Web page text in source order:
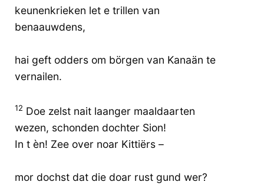
keunenkrieken let e trillen van
benaauwdens,
hai geft odders om börgen van Kanaän te
vernailen.
12 Doe zelst nait laanger maaldaarten
wezen, schonden dochter Sion!
In t èn! Zee over noar Kittiërs –
mor dochst dat die doar rust gund wer?